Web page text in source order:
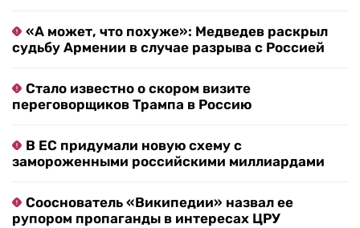
«А может, что похуже»: Медведев раскрыл
судьбу Армении в случае разрыва с Россией
Стало известно о скором визите
переговорщиков Трампа в Россию
В ЕС придумали новую схему с
замороженными российскими миллиардами
Сооснователь «Википедии» назвал ее
рупором пропаганды в интересах ЦРУ